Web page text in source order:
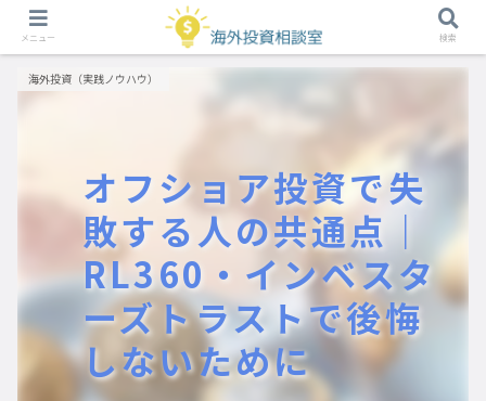
オフショア投資で失
敗する人の共通点｜
RL360・インベスタ
ーズトラストで後悔
しないために
海外投資（実践ノウハウ）
メニュー 検索